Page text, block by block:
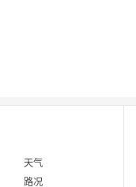
天气
路况